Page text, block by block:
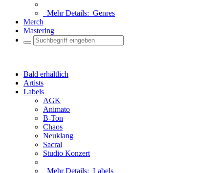
Mehr Details: Genres
Merch
Mastering
Bald erhältlich
Artists
Labels
AGK
Animato
B-Ton
Chaos
Neuklang
Sacral
Studio Konzert
Mehr Details: Labels